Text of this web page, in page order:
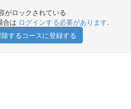
がロックされている
合は ログインする必要があります.
するコースに登録する